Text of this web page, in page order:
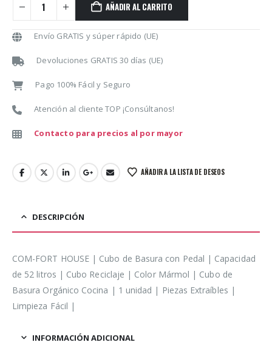
AÑADIR AL CARRITO
Envío GRATIS y súper rápido (UE)
Devoluciones GRATIS 30 días (UE)
Pago 100% Fácil y Seguro
Atención al cliente TOP ¡Consúltanos!
Contacto para precios al por mayor
AÑADIR A LA LISTA DE DESEOS
DESCRIPCIÓN
COM-FORT HOUSE | Cubo de Basura con Pedal | Capacidad
de 52 litros | Cubo Reciclaje | Color Mármol | Cubo de
Basura Orgánico Cocina | 1 unidad | Piezas Extraíbles |
Limpieza Fácil |
INFORMACIÓN ADICIONAL